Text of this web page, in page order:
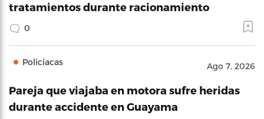
tratamientos durante racionamiento
0
Policíacas Ago 7, 2026
Pareja que viajaba en motora sufre heridas
durante accidente en Guayama